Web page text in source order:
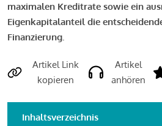
maximalen Kreditrate sowie ein
Eigenkapitalanteil die
Finanzierung.
Artikel Link
kopieren
Artikel
anhören
Inhaltsverzeichnis